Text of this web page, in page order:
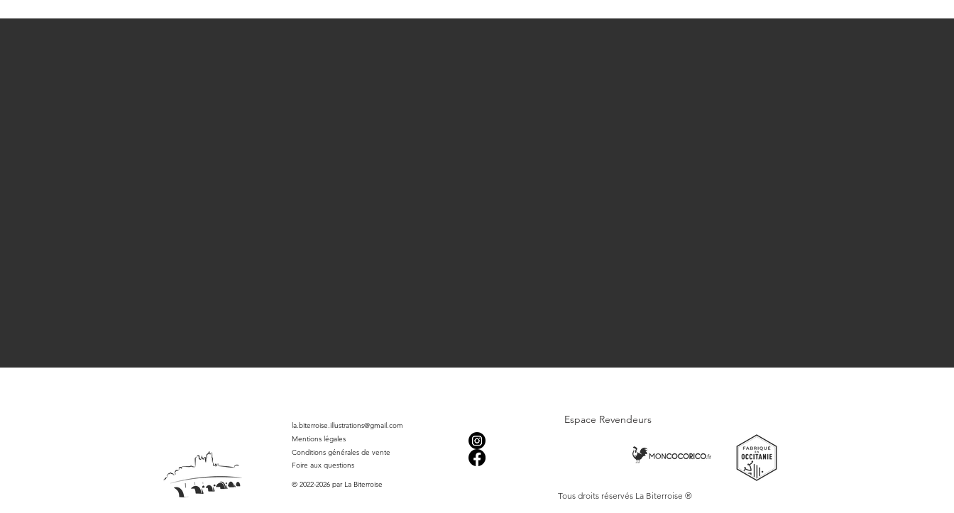
la.biterroise.illustrations@gmail.com
Mentions légales
Conditions générales de vente
Foire aux questions
© 2022-2026 par La Biterroise
Espace Revendeurs
Tous droits réservés La Biterroise ®